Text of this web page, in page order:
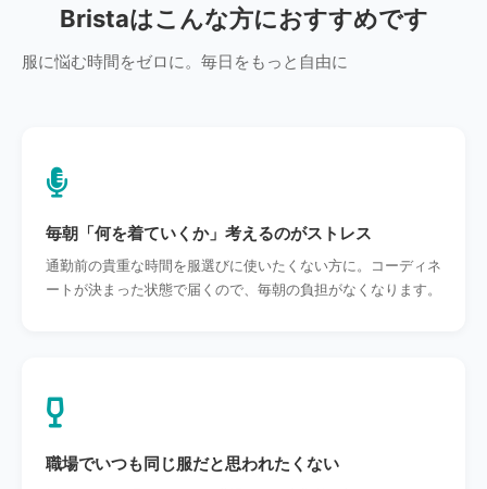
Bristaはこんな方におすすめです
服に悩む時間をゼロに。毎日をもっと自由に
毎朝「何を着ていくか」考えるのがストレス
通勤前の貴重な時間を服選びに使いたくない方に。コーディネ
ートが決まった状態で届くので、毎朝の負担がなくなります。
職場でいつも同じ服だと思われたくない